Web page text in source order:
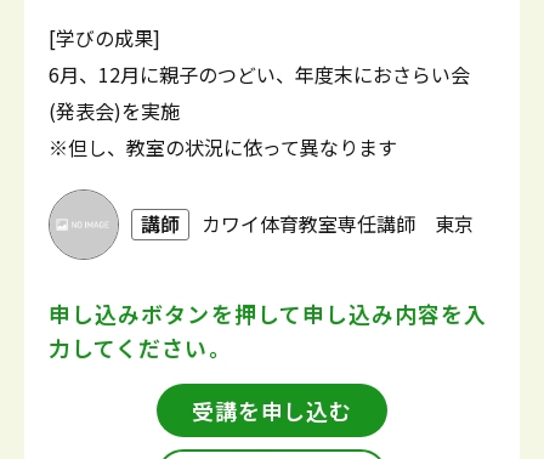
[学びの成果]
6月、12月に親子のつどい、年度末におさらい会
(発表会)を実施
※但し、教室の状況に依って異なります
講師 カワイ体育教室専任講師 東京
申し込みボタンを押して申し込み内容を入
力してください。
受講を申し込む